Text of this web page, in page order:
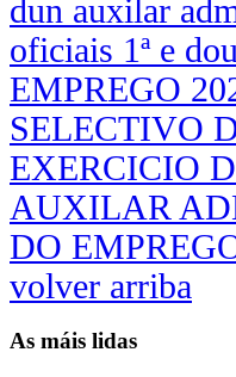
dun auxilar
oficiais 1ª e
EMPREGO
SELECTIVO
EXERCICIO
AUXILAR
DO
volver arriba
As máis lidas